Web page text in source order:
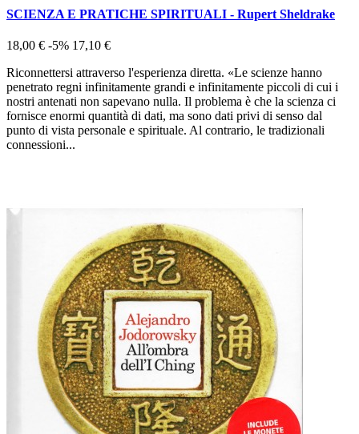
SCIENZA E PRATICHE SPIRITUALI - Rupert Sheldrake
18,00 € -5% 17,10 €
Riconnettersi attraverso l'esperienza diretta. «Le scienze hanno
penetrato regni infinitamente grandi e infinitamente piccoli di cui i
nostri antenati non sapevano nulla. Il problema è che la scienza ci
fornisce enormi quantità di dati, ma sono dati privi di senso dal
punto di vista personale e spirituale. Al contrario, le tradizionali
connessioni...